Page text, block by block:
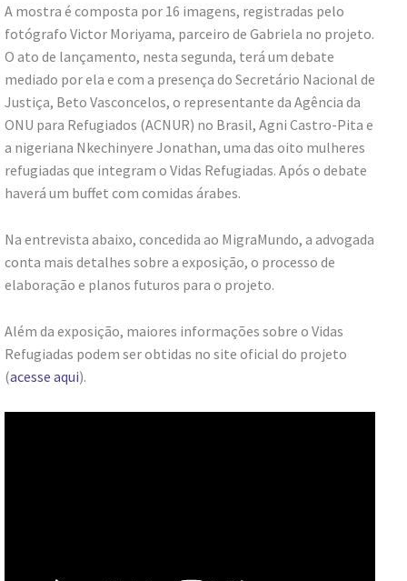
A mostra é composta por 16 imagens, registradas pelo
fotógrafo Victor Moriyama, parceiro de Gabriela no projeto.
O ato de lançamento, nesta segunda, terá um debate
mediado por ela e com a presença do Secretário Nacional de
Justiça, Beto Vasconcelos, o representante da Agência da
ONU para Refugiados (ACNUR) no Brasil, Agni Castro-Pita e
a nigeriana Nkechinyere Jonathan, uma das oito mulheres
refugiadas que integram o Vidas Refugiadas. Após o debate
haverá um buffet com comidas árabes.
Na entrevista abaixo, concedida ao MigraMundo, a advogada
conta mais detalhes sobre a exposição, o processo de
elaboração e planos futuros para o projeto.
Além da exposição, maiores informações sobre o Vidas
Refugiadas podem ser obtidas no site oficial do projeto
(acesse aqui).